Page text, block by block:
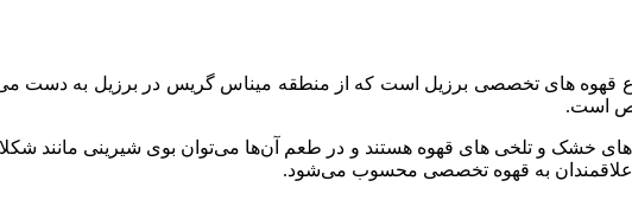
قهوه های تخصصی برزیل است که از منطقه میناس گریس در برزیل به دست
است.
خشک و تلخی های قهوه هستند و در طعم آن‌ها می‌توان بوی شیرینی مانند
علاقمندان به قهوه تخصصی محسوب می‌شود.